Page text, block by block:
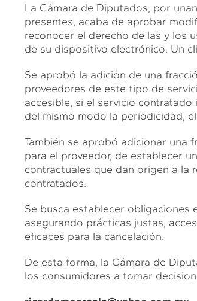
La Cámara de Diputados, por
presentes, acaba de aprobar
reconocer el derecho de las y los
de su dispositivo electrónico. Un
Se aprobó la adición de una
proveedores de este tipo de
accesible, si el servicio
del mismo modo la periodicidad,
También se aprobó adicionar una
para el proveedor, de establecer
contractuales que dan origen a la
contratados.
Se busca establecer obligaciones
asegurando prácticas justas,
eficaces para la cancelación.
De esta forma, la Cámara de
los consumidores a tomar